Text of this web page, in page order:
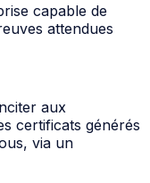
capable de
attendues
aux
certificats générés
via un